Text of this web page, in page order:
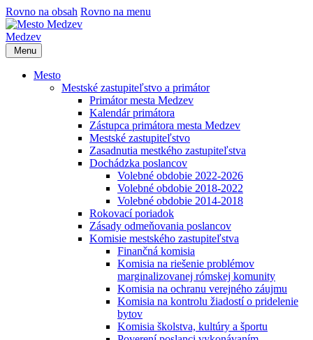
Rovno na obsah Rovno na menu
Medzev
Menu
Mesto
Mestské zastupiteľstvo a primátor
Primátor mesta Medzev
Kalendár primátora
Zástupca primátora mesta Medzev
Mestské zastupiteľstvo
Zasadnutia mestkého zastupiteľstva
Dochádzka poslancov
Volebné obdobie 2022-2026
Volebné obdobie 2018-2022
Volebné obdobie 2014-2018
Rokovací poriadok
Zásady odmeňovania poslancov
Komisie mestského zastupiteľstva
Finančná komisia
Komisia na riešenie problémov
marginalizovanej rómskej komunity
Komisia na ochranu verejného záujmu
Komisia na kontrolu žiadostí o pridelenie
bytov
Komisia školstva, kultúry a športu